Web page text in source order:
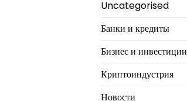
Uncategorised
Банки и кредиты
Бизнес и инвестиции
Криптоиндустрия
Новости